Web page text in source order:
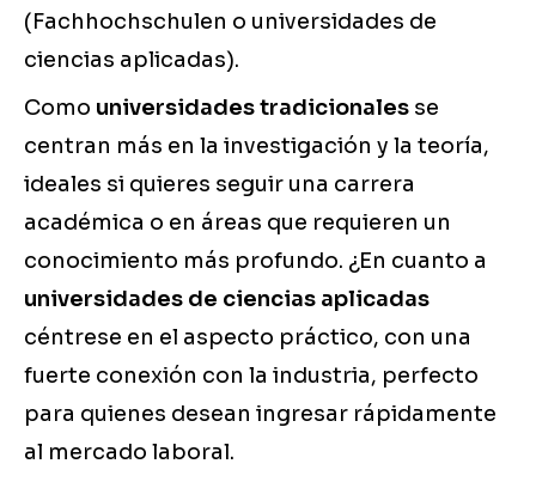
(Fachhochschulen o universidades de
ciencias aplicadas).
Como universidades tradicionales se
centran más en la investigación y la teoría,
ideales si quieres seguir una carrera
académica o en áreas que requieren un
conocimiento más profundo. ¿En cuanto a
universidades de ciencias aplicadas
céntrese en el aspecto práctico, con una
fuerte conexión con la industria, perfecto
para quienes desean ingresar rápidamente
al mercado laboral.